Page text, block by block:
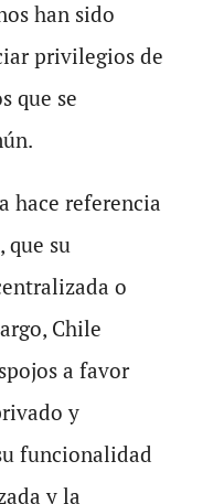
han sido
privilegios de
que se
hace referencia
que su
o
Chile
a favor
y
funcionalidad
y la